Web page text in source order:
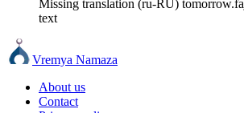
Missing translation (ru-RU)
text
Vremya Namaza
About us
Contact